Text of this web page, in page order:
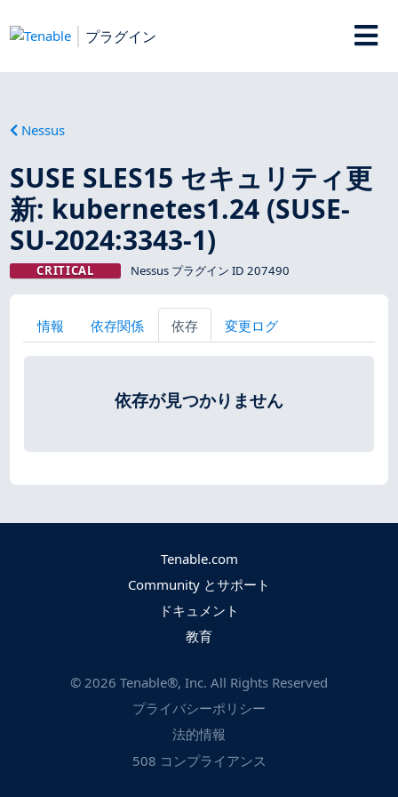
プラグイン
Nessus
SUSE SLES15 セキュリティ更
新: kubernetes1.24 (SUSE-
SU-2024:3343-1)
CRITICAL Nessus プラグイン ID 207490
情報 依存関係 依存 変更ログ
依存が見つかりません
Tenable.com
Community とサポート
ドキュメント
教育
© 2026 Tenable®, Inc. All Rights Reserved
プライバシーポリシー
法的情報
508 コンプライアンス